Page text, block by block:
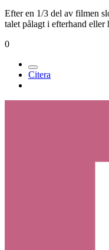
Efter en 1/3 del av filmen
talet pålagt i efterhand eller
0
Citera